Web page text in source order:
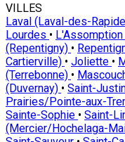
VILLES
Laval (Laval-des-
Lourdes • L'Assomption
(Repentigny) •
Cartierville) • Joliette •
(Terrebonne) •
(Duvernay) • Saint-
Prairies/Pointe-aux-
Sainte-Sophie • Saint-
(Mercier/Hochelaga-